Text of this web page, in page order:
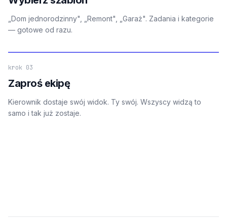
„Dom jednorodzinny", „Remont", „Garaż". Zadania i kategorie
— gotowe od razu.
krok 03
Zaproś ekipę
Kierownik dostaje swój widok. Ty swój. Wszyscy widzą to
samo i tak już zostaje.